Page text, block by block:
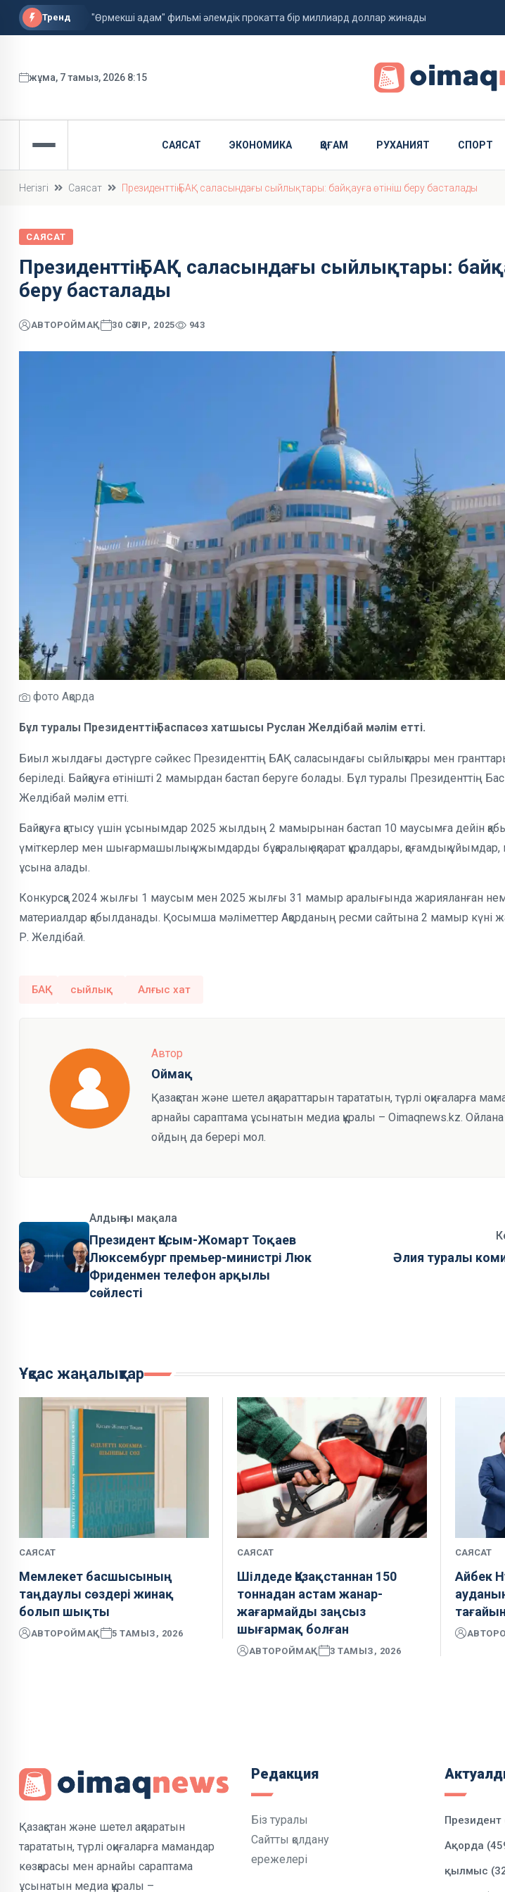
Тренд "Өрмекші адам" фильмі әлемдік прокатта бір миллиард доллар жинады
ФИФА басшысы қызметін сақтап қалды
жұма, 7 тамыз, 2026 8:15
САЯСАТ ЭКОНОМИКА ҚОҒАМ РУХАНИЯТ СПОРТ
Негізгі Саясат Президенттің БАҚ саласындағы сыйлықтары: байқауға өтініш беру басталады
САЯСАТ
Президенттің БАҚ саласындағы сыйлықтары:
беру басталады
АВТОРОЙМАҚ 30 СӘУІР, 2025 943
фото Ақорда
Бұл туралы Президенттің Баспасөз хатшысы Руслан Желдібай мәлім етті.
Биыл жылдағы дәстүрге сәйкес Президенттің БАҚ саласындағы сыйлықтары мен
беріледі. Байқауға өтінішті 2 мамырдан бастап беруге болады. Бұл туралы Президенттің
Желдібай мәлім етті.
Байқауға қатысу үшін ұсынымдар 2025 жылдың 2 мамырынан бастап 10 маусымға дейін
үміткерлер мен шығармашылық ұжымдарды бұқаралық ақпарат құралдары, қоғамдық ұйымдар,
ұсына алады.
Конкурсқа 2024 жылғы 1 маусым мен 2025 жылғы 31 мамыр аралығында жарияланған
материалдар қабылданады. Қосымша мәліметтер Ақорданың ресми сайтына 2 мамыр күні
Р. Желдібай.
БАҚ сыйлық Алғыс хат
Автор
Оймақ
Қазақстан және шетел ақпараттарын тарататын, түрлі оқиғаларға
арнайы сараптама ұсынатын медиа құралы – Oimaqnews.kz. Ойлана
ойдың да берері мол.
Алдыңғы мақала
Президент Қасым-Жомарт Тоқаев
Люксембург премьер-министрі Люк
Фриденмен телефон арқылы
сөйлесті
Әлия туралы
Ұқсас жаңалықтар
САЯСАТ
Мемлекет басшысының
таңдаулы сөздері жинақ
болып шықты
АВТОРОЙМАҚ 5 ТАМЫЗ, 2026
САЯСАТ
Шілдеде Қазақстаннан 150
тоннадан астам жанар-
жағармайды заңсыз
шығармақ болған
АВТОРОЙМАҚ 3 ТАМЫЗ, 2026
САЯСАТ
Айбек
АВТОР
Қазақстан және шетел ақпаратын
тарататын, түрлі оқиғаларға мамандар
көзқарасы мен арнайы сараптама
ұсынатын медиа құралы –
Редакция
Біз туралы
Сайтты қолдану
ережелері
Президент
Ақорда
қылмыс